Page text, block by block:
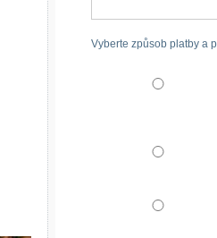
Vyberte způsob platby a